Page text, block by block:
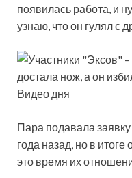
появилась работа, и
узнаю, что он гулял с
Видео дня
Пара подавала
года назад, но в
это время их